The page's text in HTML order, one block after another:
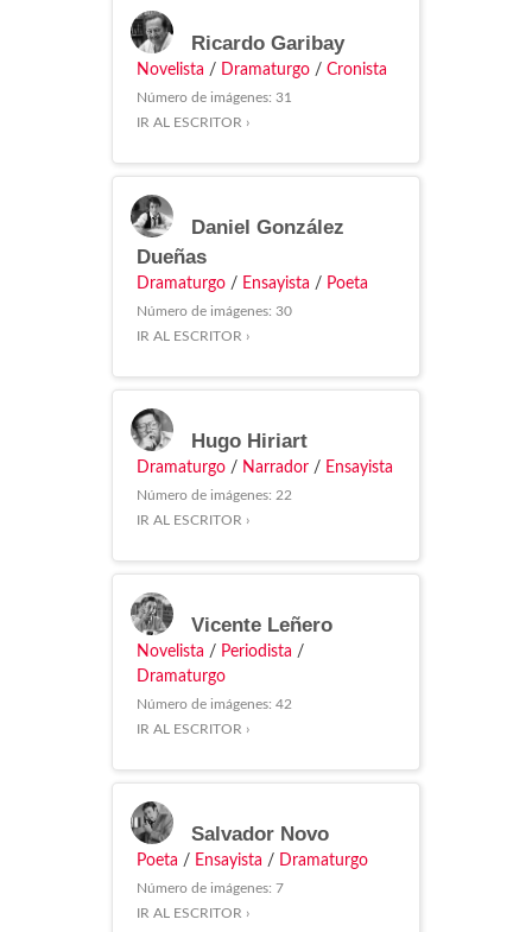
Ricardo Garibay
Novelista / Dramaturgo / Cronista
Número de imágenes: 31
IR AL ESCRITOR ›
Daniel González
Dueñas
Dramaturgo / Ensayista / Poeta
Número de imágenes: 30
IR AL ESCRITOR ›
Hugo Hiriart
Dramaturgo / Narrador / Ensayista
Número de imágenes: 22
IR AL ESCRITOR ›
Vicente Leñero
Novelista / Periodista /
Dramaturgo
Número de imágenes: 42
IR AL ESCRITOR ›
Salvador Novo
Poeta / Ensayista / Dramaturgo
Número de imágenes: 7
IR AL ESCRITOR ›